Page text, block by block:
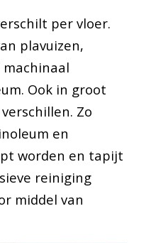
per vloer.
plavuizen,
Ook in groot
Zo
en
worden en tapijt
reiniging
middel van